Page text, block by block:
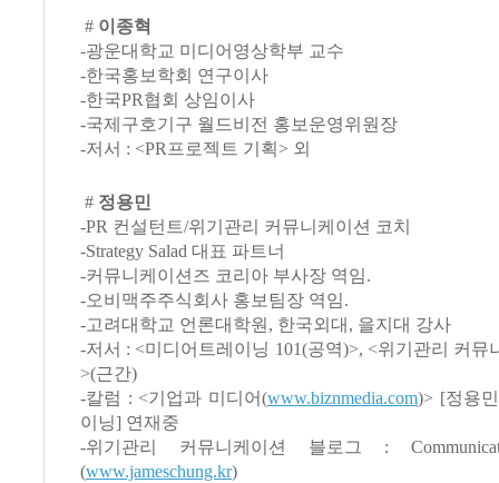
# 이종혁
-광운대학교 미디어영상학부 교수
-한국홍보학회 연구이사
-한국PR협회 상임이사
-국제구호기구 월드비전 홍보운영위원장
-저서 : <PR프로젝트 기획> 외
# 정용민
-PR 컨설턴트/위기관리 커뮤니케이션 코치
-Strategy Salad 대표 파트너
-커뮤니케이션즈 코리아 부사장 역임.
-오비맥주주식회사 홍보팀장 역임.
-고려대학교 언론대학원, 한국외대, 을지대 강사
-저서 : <미디어트레이닝 101(공역)>, <위기관리 커뮤
>(근간)
-칼럼 : <기업과 미디어(www.biznmedia.com)> [정용
이닝] 연재중
-위기관리 커뮤니케이션 블로그 :
(www.jameschung.kr)